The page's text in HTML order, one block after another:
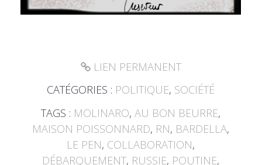
LIEN PERMANENT
CATÉGORIES : POLITIQUE, SOCIÉTÉ
TAGS : MOLINARO,AU BON BEURRE,
MAISON POISSONNARD, RN, BARDELLA,
LE PEN, COLLABORATION,
DÉBARQUEMENT, RUSSIE, POUTINE,